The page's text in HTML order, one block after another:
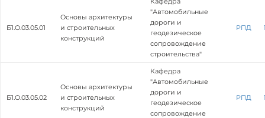
Б1.О.03.05.01
Основы архитектуры
и строительных
конструкций
"Автомобильные
дороги и
геодезическое
сопровождение
строительства"
РПД
Б1.О.03.05.02
Основы архитектуры
и строительных
конструкций
Кафедра
"Автомобильные
дороги и
геодезическое
сопровождение
РПД